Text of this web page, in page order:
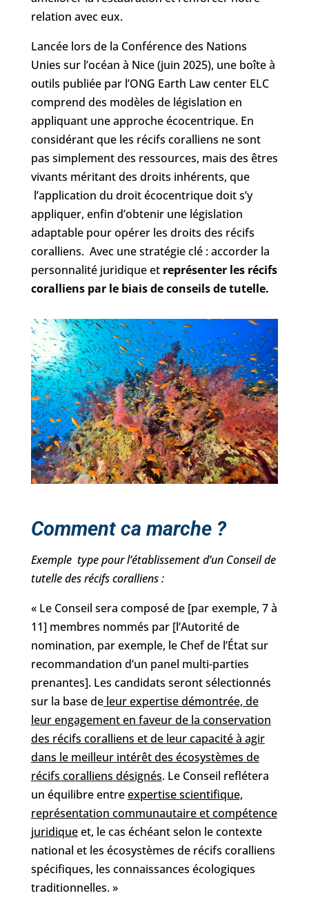
relation avec eux.
Lancée lors de la Conférence des Nations
Unies sur l’océan à Nice (juin 2025), une boîte à
outils publiée par l’ONG Earth Law center ELC
comprend des modèles de législation en
appliquant une approche écocentrique. En
considérant que les récifs coralliens ne sont
pas simplement des ressources, mais des êtres
vivants méritant des droits inhérents, que
l’application du droit écocentrique doit s’y
appliquer, enfin d’obtenir une législation
adaptable pour opérer les droits des récifs
coralliens. Avec une stratégie clé : accorder la
personnalité juridique et représenter les récifs
coralliens par le biais de conseils de tutelle.
Comment ca marche ?
Exemple type pour l’établissement d’un Conseil de
tutelle des récifs coralliens :
« Le Conseil sera composé de [par exemple, 7 à
11] membres nommés par [l’Autorité de
nomination, par exemple, le Chef de l’État sur
recommandation d’un panel multi-parties
prenantes]. Les candidats seront sélectionnés
sur la base deleur expertise démontrée, de
leur engagement en faveur de la conservation
des récifs coralliens et de leur capacité à agir
dans le meilleur intérêt des écosystèmes de
récifs coralliens désignés. Le Conseil reflétera
un équilibre entreexpertise scientifique,
représentation communautaire et compétence
juridiqueet, le cas échéant selon le contexte
national et les écosystèmes de récifs coralliens
spécifiques, les connaissances écologiques
traditionnelles. »